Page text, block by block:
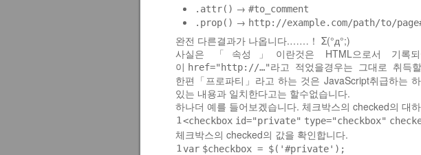
.attr() → #to_comment
.prop() → http://example.com/path/to/
완전 다른결과가 나옵니다.……！ Σ(°д°;)
사실은 「속성」이란것은 HTML으로서 기록
이 href="http://…"라고 적었을경우는 그대로 취득할
한편「프로파티」라고 하는 것은 JavaScript취급하는
있는 내용과 일치한다고는 할수없습니다.
하나더 예를 들어보겠습니다. 체크박스의 checked의 대
1 <checkbox id="private" type="checkbox"
체크박스의 checked의 값을 확인합니다.
1 var $checkbox = $( '#private' );